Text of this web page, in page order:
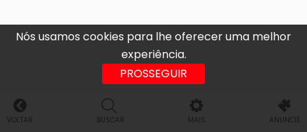
Nós usamos cookies para lhe oferecer uma melhor
experiência.
PROSSEGUIR
VOLTAR BUSCAR MAIS ANUNCIE